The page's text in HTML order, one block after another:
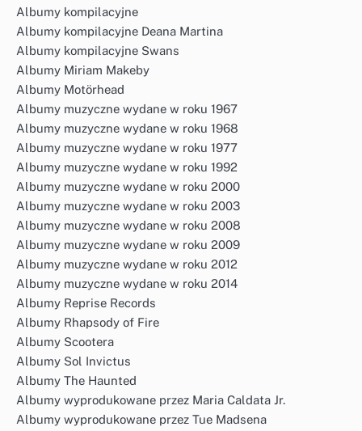
Albumy kompilacyjne
Albumy kompilacyjne Deana Martina
Albumy kompilacyjne Swans
Albumy Miriam Makeby
Albumy Motörhead
Albumy muzyczne wydane w roku 1967
Albumy muzyczne wydane w roku 1968
Albumy muzyczne wydane w roku 1977
Albumy muzyczne wydane w roku 1992
Albumy muzyczne wydane w roku 2000
Albumy muzyczne wydane w roku 2003
Albumy muzyczne wydane w roku 2008
Albumy muzyczne wydane w roku 2009
Albumy muzyczne wydane w roku 2012
Albumy muzyczne wydane w roku 2014
Albumy Reprise Records
Albumy Rhapsody of Fire
Albumy Scootera
Albumy Sol Invictus
Albumy The Haunted
Albumy wyprodukowane przez Maria Caldata Jr.
Albumy wyprodukowane przez Tue Madsena